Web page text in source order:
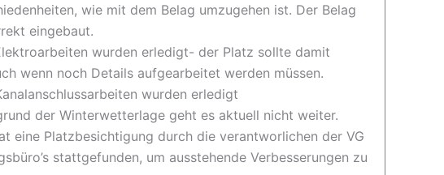
wie mit dem Belag umzugehen ist. Der Belag
eingebaut.
wurden erledigt- der Platz sollte damit
wenn noch Details aufgearbeitet werden müssen.
wurden erledigt
der Winterwetterlage geht es aktuell nicht weiter.
eine Platzbesichtigung durch die verantworlichen der VG
stattgefunden, um ausstehende Verbesserungen zu